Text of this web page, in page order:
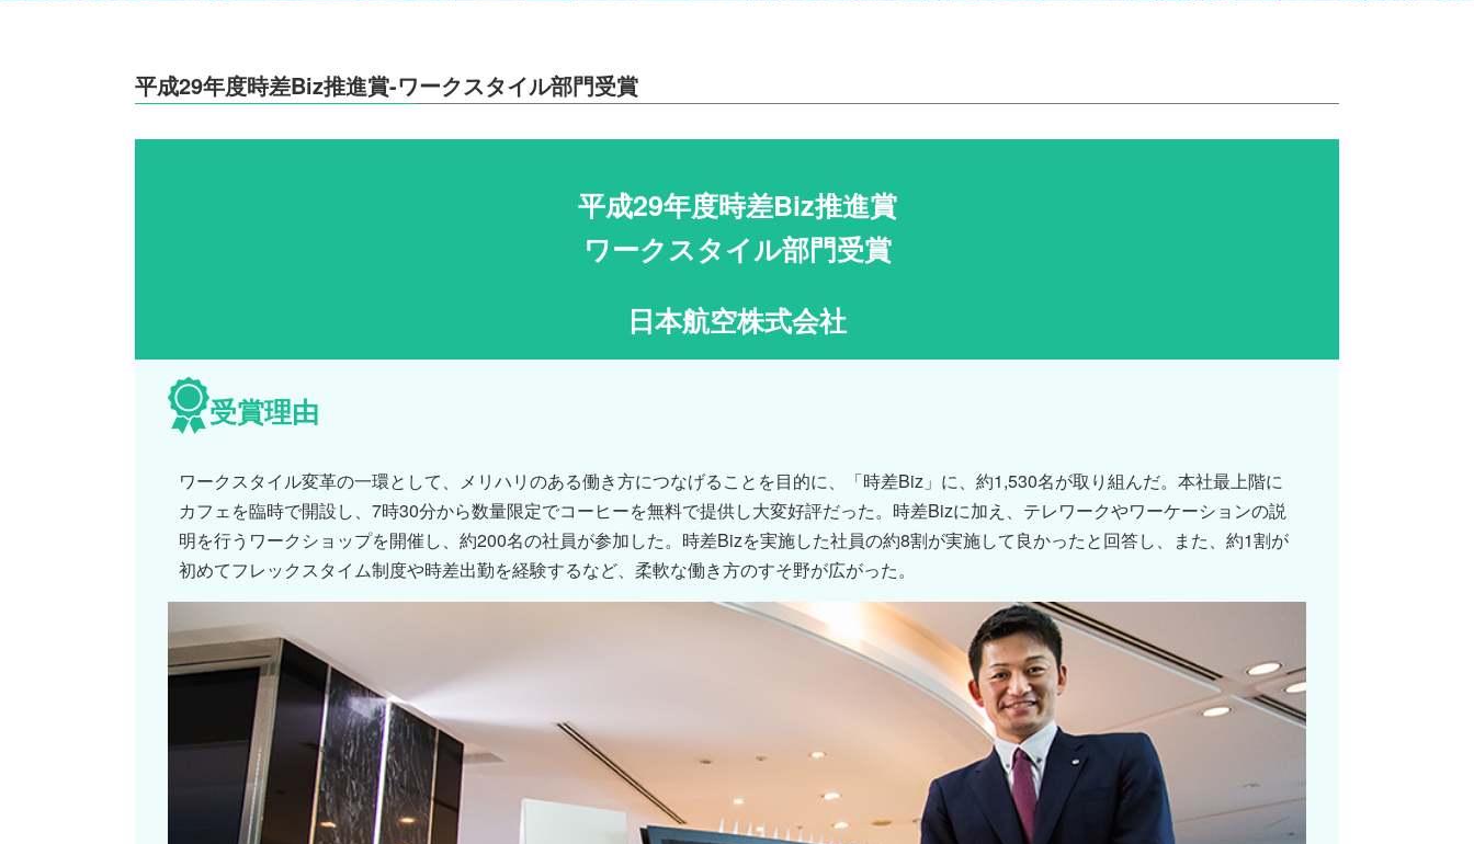
平成29年度時差Biz推進賞-ワークスタイル部門受賞
平成29年度時差Biz推進賞
ワークスタイル部門受賞
日本航空株式会社
受賞理由
ワークスタイル変革の一環として、メリハリのある働き方につなげることを目的に、「時差Biz」に、約1,530名が取り組んだ。本社最上階に
カフェを臨時で開設し、7時30分から数量限定でコーヒーを無料で提供し大変好評だった。時差Bizに加え、テレワークやワーケーションの説
明を行うワークショップを開催し、約200名の社員が参加した。時差Bizを実施した社員の約8割が実施して良かったと回答し、また、約1割が
初めてフレックスタイム制度や時差出勤を経験するなど、柔軟な働き方のすそ野が広がった。